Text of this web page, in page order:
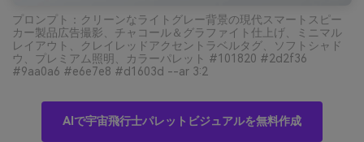
プロンプト：クリーンなライトグレー背景の現代スマートスピー
カー製品広告撮影、チャコール＆グラファイト仕上げ、ミニマル
レイアウト、クレイレッドアクセントラベルタグ、ソフトシャド
ウ、プレミアム照明、カラーパレット #101820 #2d2f36
#9aa0a6 #e6e7e8 #d1603d --ar 3:2
AIで宇宙飛行士パレットビジュアルを無料作成